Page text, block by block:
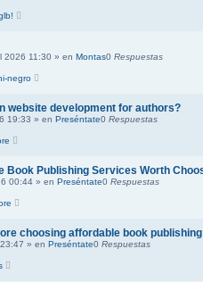
2026 11:30 » en Montas0 Respuestas
negro
website development for authors?
19:33 » en Preséntate0 Respuestas
Book Publishing Services Worth
00:44 » en Preséntate0 Respuestas
choosing affordable book
» en Preséntate0 Respuestas